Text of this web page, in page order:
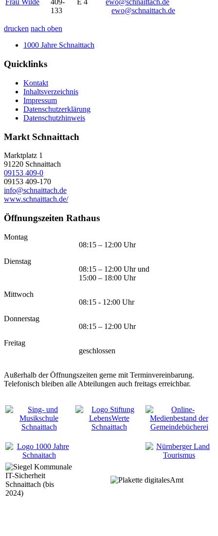
Frau Wilde
409-
133
E 4
ewo@schnaittach.de
drucken nach oben
1000 Jahre Schnaittach
Quicklinks
Kontakt
Inhaltsverzeichnis
Impressum
Datenschutzerklärung
Datenschutzhinweis
Markt Schnaittach
Marktplatz 1
91220 Schnaittach
09153 409-0
09153 409-170
info@schnaittach.de
www.schnaittach.de/
Öffnungszeiten Rathaus
Montag
08:15 – 12:00 Uhr
Dienstag
08:15 – 12:00 Uhr und
15:00 – 18:00 Uhr
Mittwoch
08:15 - 12:00 Uhr
Donnerstag
08:15 – 12:00 Uhr
Freitag
geschlossen
Außerhalb der Öffnungszeiten gerne mit Terminvereinbarung.
Telefonisch bleiben alle Abteilungen auch freitags erreichbar.